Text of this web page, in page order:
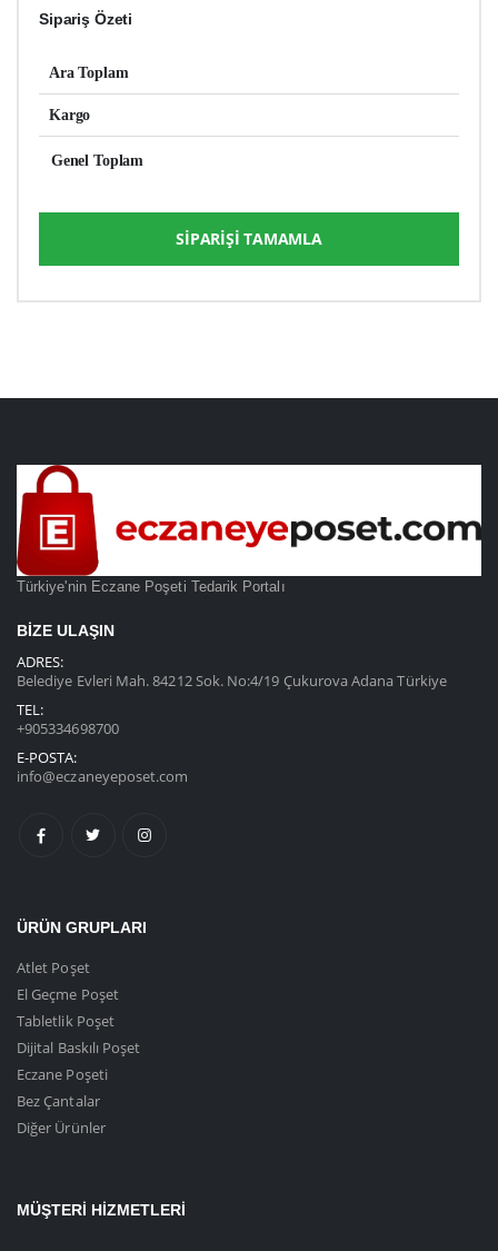
Sipariş Özeti
Ara Toplam
Kargo
Genel Toplam
Türkiye'nin Eczane Poşeti Tedarik Portalı
BIZE ULAŞIN
ADRES:
Belediye Evleri Mah. 84212 Sok. No:4/19 Çukurova Adana Türkiye
TEL:
+905334698700
E-POSTA:
info@eczaneyeposet.com
ÜRÜN GRUPLARI
Atlet Poşet
El Geçme Poşet
Tabletlik Poşet
Dijital Baskılı Poşet
Eczane Poşeti
Bez Çantalar
Diğer Ürünler
MÜŞTERI HIZMETLERI